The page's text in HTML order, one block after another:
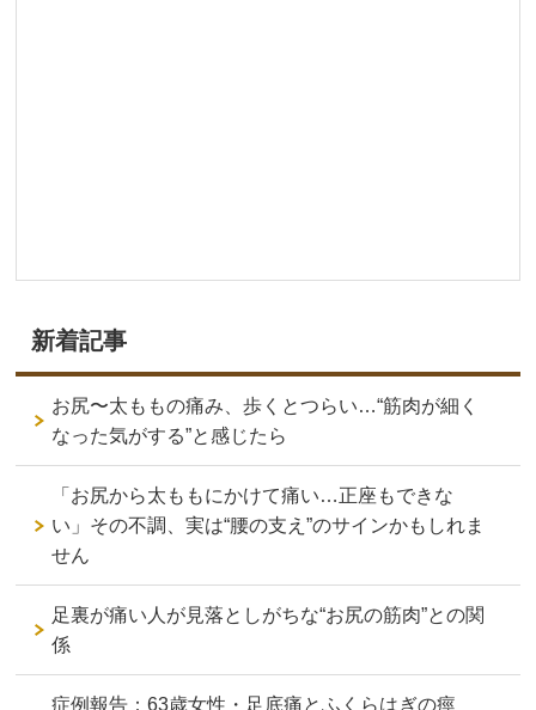
新着記事
お尻〜太ももの痛み、歩くとつらい…“筋肉が細く
なった気がする”と感じたら
「お尻から太ももにかけて痛い…正座もできな
い」その不調、実は“腰の支え”のサインかもしれま
せん
足裏が痛い人が見落としがちな“お尻の筋肉”との関
係
症例報告：63歳女性・足底痛とふくらはぎの痙